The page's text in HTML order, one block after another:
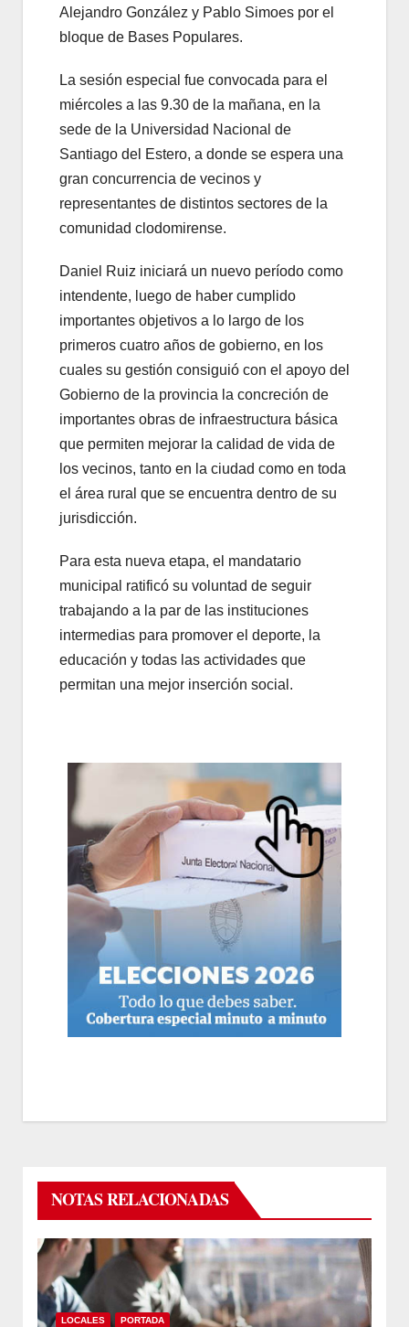
Alejandro González y Pablo Simoes por el
bloque de Bases Populares.
La sesión especial fue convocada para el
miércoles a las 9.30 de la mañana, en la
sede de la Universidad Nacional de
Santiago del Estero, a donde se espera una
gran concurrencia de vecinos y
representantes de distintos sectores de la
comunidad clodomirense.
Daniel Ruiz iniciará un nuevo período como
intendente, luego de haber cumplido
importantes objetivos a lo largo de los
primeros cuatro años de gobierno, en los
cuales su gestión consiguió con el apoyo del
Gobierno de la provincia la concreción de
importantes obras de infraestructura básica
que permiten mejorar la calidad de vida de
los vecinos, tanto en la ciudad como en toda
el área rural que se encuentra dentro de su
jurisdicción.
Para esta nueva etapa, el mandatario
municipal ratificó su voluntad de seguir
trabajando a la par de las instituciones
intermedias para promover el deporte, la
educación y todas las actividades que
permitan una mejor inserción social.
NOTAS RELACIONADAS
LOCALES PORTADA